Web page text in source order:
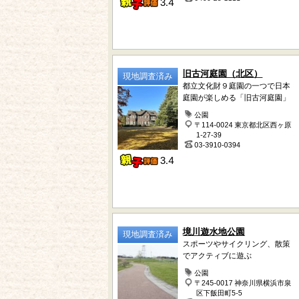
現地調査済み
3.4
旧古河庭園（北区）
都立文化財９庭園の一つで日本
庭園が楽しめる「旧古河庭園」
公園
〒114-0024 東京都北区西ヶ原
1-27-39
03-3910-0394
現地調査済み 境川遊水地公園
スポーツやサイクリング、散策
でアクティブに遊ぶ
公園
〒245-0017 神奈川県横浜市泉
区下飯田町5-5